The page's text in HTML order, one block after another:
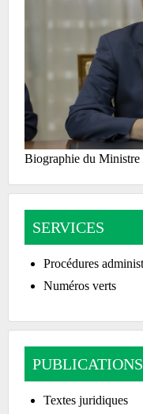
Biographie du Ministre
SERVICES
Procédures
Numéros verts
PUBLICATIONS
Textes juridiques